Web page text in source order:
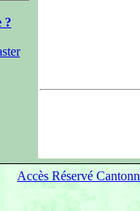
?
Accès Réservé